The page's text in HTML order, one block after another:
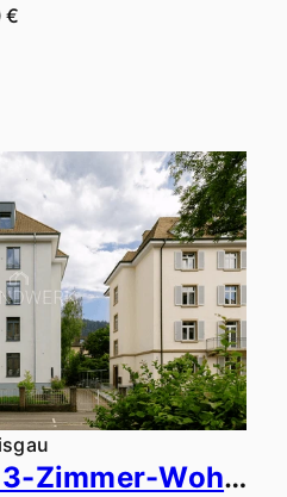
€
Modernisierte 3-Zimmer-Wohnung mit traumhaftem Südbalkon und Blick aufs Wasserschlössle in Top-Lage